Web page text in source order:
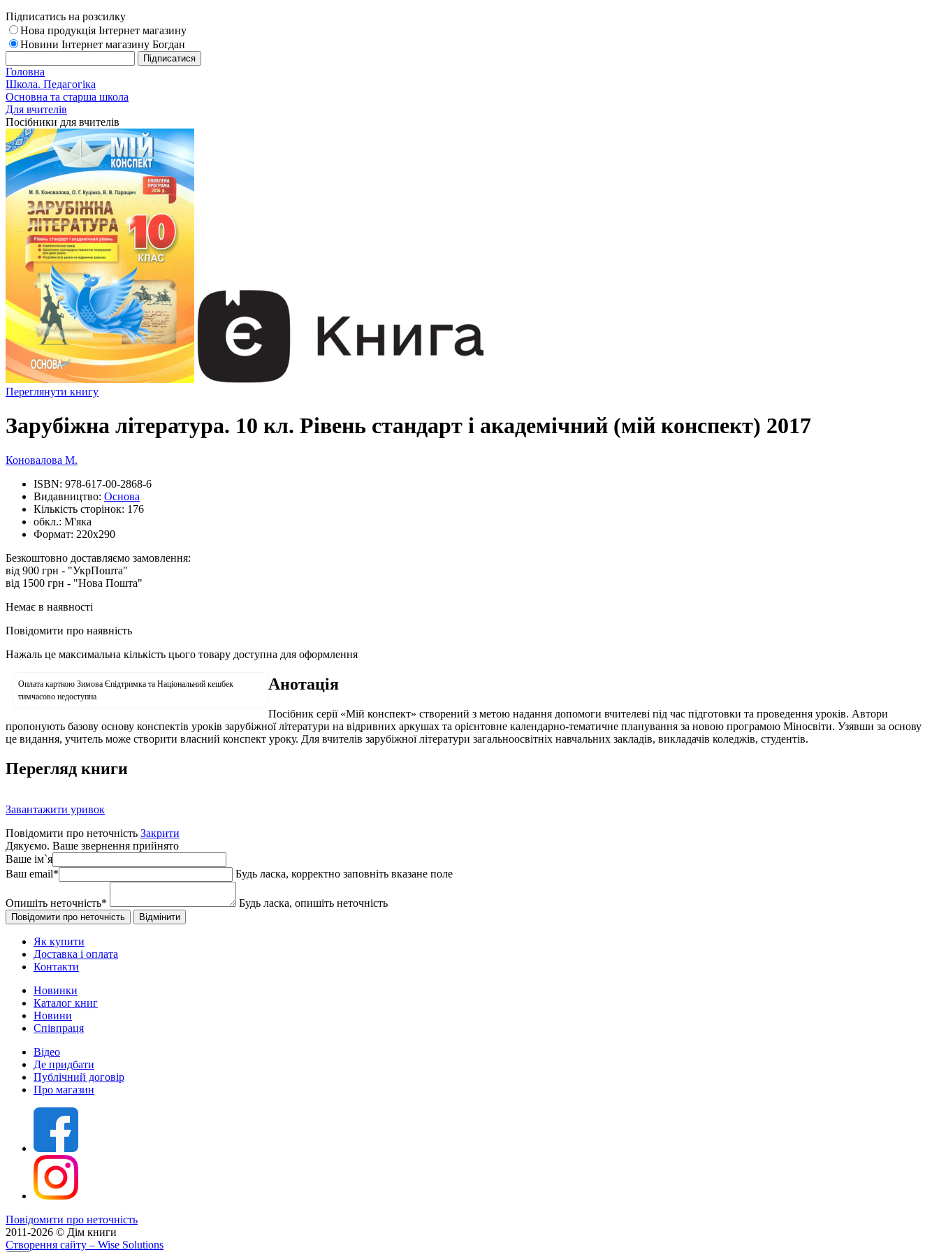
Підписатись на розсилку
Нова продукція Інтернет магазину
Новини Інтернет магазину Богдан
Головна
Школа. Педагогіка
Основна та старша школа
Для вчителів
Посібники для вчителів
Переглянути книгу
Зарубіжна література. 10 кл. Рівень стандарт і академічний (мій конспект) 2017
Коновалова М.
ISBN: 978-617-00-2868-6
Видавництво: Основа
Кількість сторінок: 176
обкл.: М'яка
Формат: 220х290
Безкоштовно доставляємо замовлення:
від 900 грн - "УкрПошта"
від 1500 грн - "Нова Пошта"
Немає в наявності
Повідомити про наявність
Нажаль це максимальна кількість цього товару доступна для оформлення
Оплата карткою Зимова Єпідтримка та Національний кешбек
тимчасово недоступна
Анотація
Посібник серії «Мій конспект» створений з метою надання допомоги вчителеві під час підготовки та проведення уроків. Автори
пропонують базову основу конспектів уроків зарубіжної літератури на відривних аркушах та орієнтовне календарно-тематичне планування за новою програмою Міносвіти. Узявши за основу
це видання, учитель може створити власний конспект уроку. Для вчителів зарубіжної літератури загальноосвітніх навчальних закладів, викладачів коледжів, студентів.
Перегляд книги
Завантажити уривок
Повідомити про неточність Закрити
Дякуємо. Ваше звернення прийнято
Ваше ім`я
Ваш email* Будь ласка, корректно заповніть вказане поле
Опишіть неточність* Будь ласка, опишіть неточність
Як купити
Доставка і оплата
Контакти
Новинки
Каталог книг
Новини
Співпраця
Відео
Де придбати
Публічний договір
Про магазин
Повідомити про неточність
2011-2026 © Дім книги
Створення сайту – Wise Solutions